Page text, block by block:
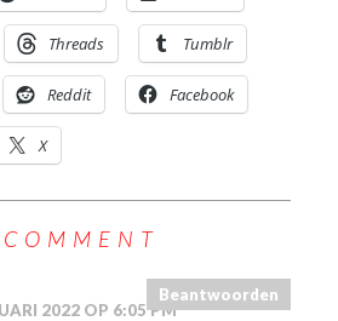
Threads Tumblr
Reddit Facebook
X
2022 OP 6:05 PM
Beantwoorden